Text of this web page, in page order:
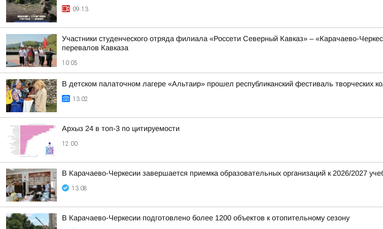
09:13
Участники студенческого отряда филиала «Россети Северный Кавказ» – «Карачаево-
перевалов Кавказа
10:05
В детском палаточном лагере «Альтаир» прошел республиканский фестиваль творческих
13:02
Архыз 24 в топ-3 по цитируемости
12:00
В Карачаево-Черкесии завершается приемка образовательных организаций к 2026/2027
13:08
В Карачаево-Черкесии подготовлено более 1200 объектов к отопительному сезону